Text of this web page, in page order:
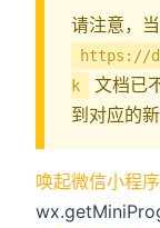
请注意，
https://
k
文档已
到对应的
唤起微信小程